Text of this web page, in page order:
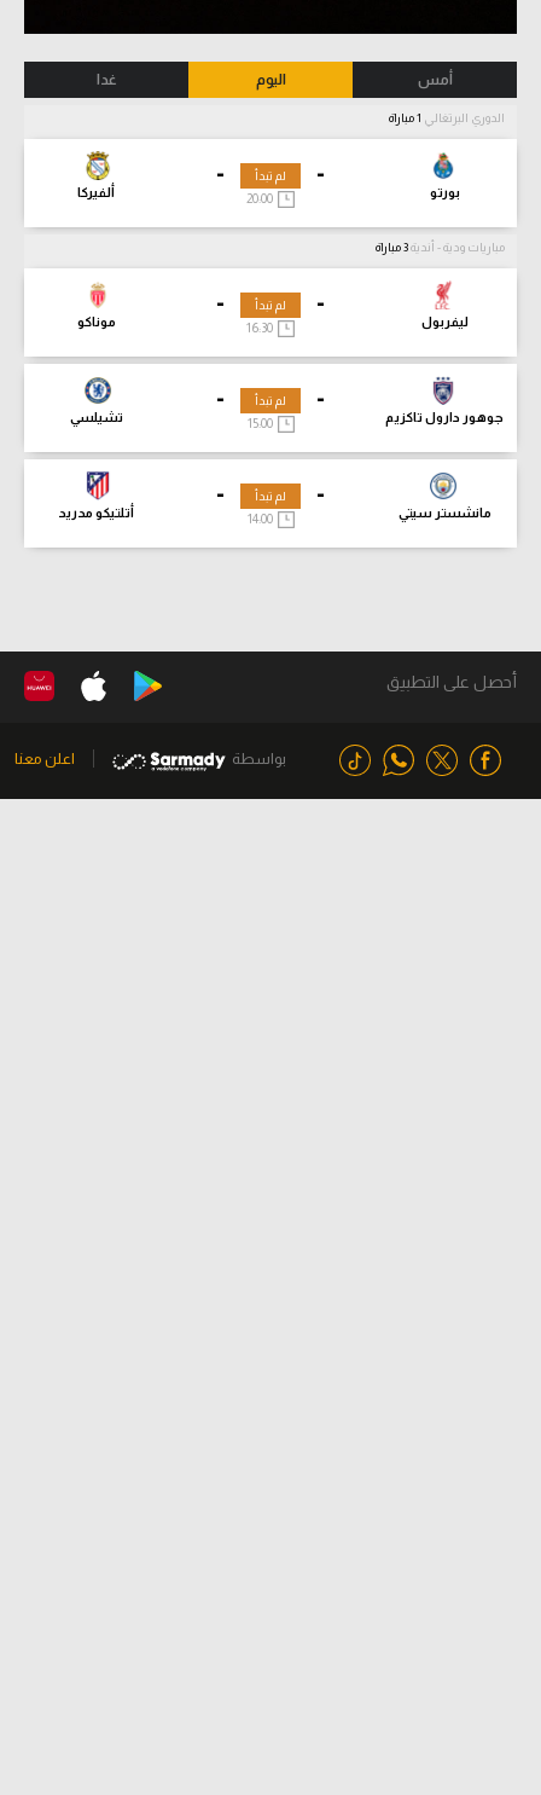
أمس اليوم غدا
الدوري البرتغالي
-
بورتو
-
ألفيركا
لم تبدأ
مباريات ودية - أندية
-
ليفربول
-
موناكو
لم تبدأ
-
جوهور دارول تاكزيم
-
تشيلسي
لم تبدأ
15:00
-
مانشستر سيتي
-
أتلتيكو مدريد
لم تبدأ
14:00
أحصل على التطبيق
بواسطة اعلن معنا